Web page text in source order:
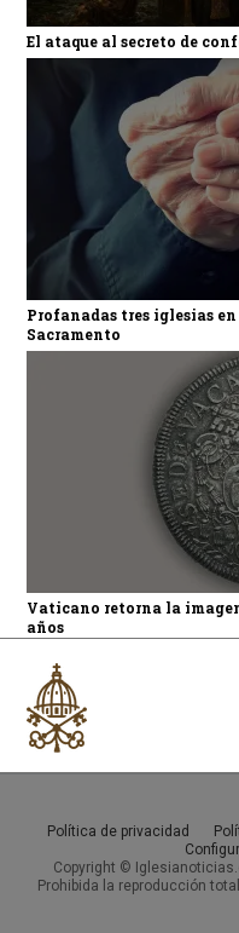
El ataque al secreto de
Profanadas tres iglesias
Sacramento
Vaticano retorna la
años
Política de privacidad
Copyright ©
Prohibida la reproducción